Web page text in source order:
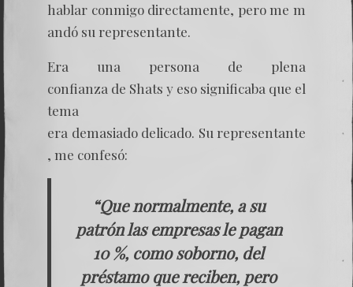
hablar conmigo directamente, pero me m
andó su representante.
Era una persona de plena
confianza de Shats y eso significaba que el
tema
era demasiado delicado. Su representante
, me confesó:
“Que normalmente, a su
patrón las empresas le pagan
10 %, como soborno, del
préstamo que reciben, pero